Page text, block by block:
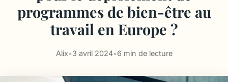
programmes de bien-être au
travail en Europe ?
Alix•3 avril 2024•6 min de lecture